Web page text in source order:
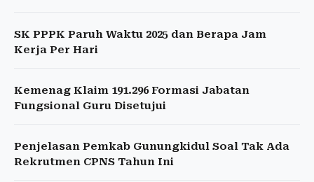
SK PPPK Paruh Waktu 2025 dan Berapa Jam
Kerja Per Hari
Kemenag Klaim 191.296 Formasi Jabatan
Fungsional Guru Disetujui
Penjelasan Pemkab Gunungkidul Soal Tak Ada
Rekrutmen CPNS Tahun Ini